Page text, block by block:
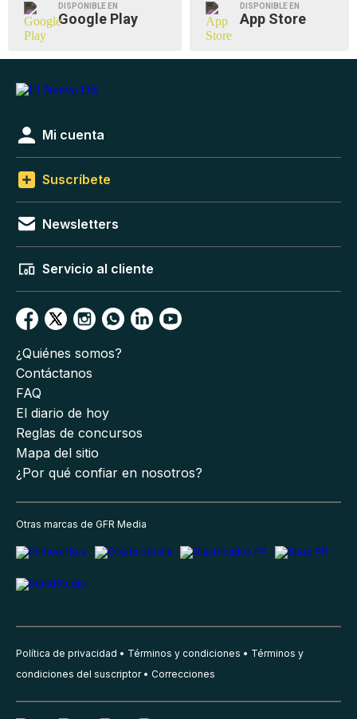
DISPONIBLE EN
Google Play
DISPONIBLE EN
App Store
Mi cuenta
Suscríbete
Newsletters
Servicio al cliente
¿Quiénes somos?
Contáctanos
FAQ
El diario de hoy
Reglas de concursos
Mapa del sitio
¿Por qué confiar en nosotros?
Otras marcas de GFR Media
Política de privacidad Términos y condiciones
Términos y
condiciones del suscriptor
Correcciones